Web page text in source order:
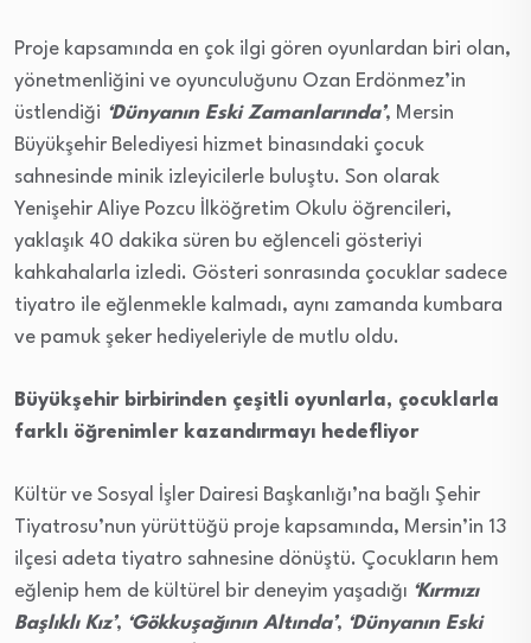
Proje kapsamında en çok ilgi gören oyunlardan biri olan,
yönetmenliğini ve oyunculuğunu Ozan Erdönmez’in
üstlendiği ‘Dünyanın Eski Zamanlarında’, Mersin
Büyükşehir Belediyesi hizmet binasındaki çocuk
sahnesinde minik izleyicilerle buluştu. Son olarak
Yenişehir Aliye Pozcu İlköğretim Okulu öğrencileri,
yaklaşık 40 dakika süren bu eğlenceli gösteriyi
kahkahalarla izledi. Gösteri sonrasında çocuklar sadece
tiyatro ile eğlenmekle kalmadı, aynı zamanda kumbara
ve pamuk şeker hediyeleriyle de mutlu oldu.
Büyükşehir birbirinden çeşitli oyunlarla, çocuklarla
farklı öğrenimler kazandırmayı hedefliyor
Kültür ve Sosyal İşler Dairesi Başkanlığı’na bağlı Şehir
Tiyatrosu’nun yürüttüğü proje kapsamında, Mersin’in 13
ilçesi adeta tiyatro sahnesine dönüştü. Çocukların hem
eğlenip hem de kültürel bir deneyim yaşadığı ‘Kırmızı
Başlıklı Kız’, ‘Gökkuşağının Altında’, ‘Dünyanın Eski